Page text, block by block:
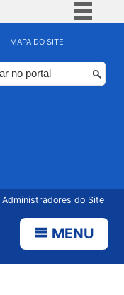
Simplifique!
Comunica BR
Participe
MAPA DO SITE
Administradores do Site
MENU